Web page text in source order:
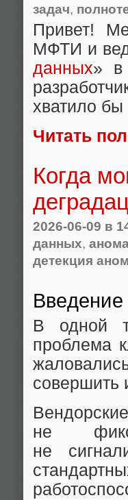
задач,
Привет!
МФТИ и
данных» в
хватило
Читать
Когда
2026-06-09 в
данных,
детекция
Введение
В одной
проблема
совершить
не
не